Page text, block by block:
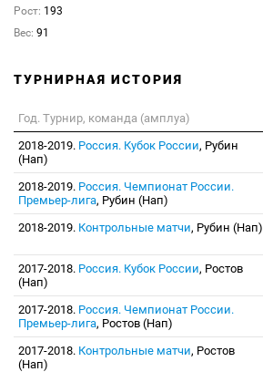
Рост: 193
Вес: 91
ТУРНИРНАЯ ИСТОРИЯ
Год. Турнир, команда (амплуа)
2018-2019. Россия. Кубок России, Рубин
(Нап)
2018-2019. Россия. Чемпионат России.
Премьер-лига, Рубин (Нап)
2018-2019. Контрольные матчи, Рубин (Нап)
2017-2018. Россия. Кубок России, Ростов
(Нап)
2017-2018. Россия. Чемпионат России.
Премьер-лига, Ростов (Нап)
2017-2018. Контрольные матчи, Ростов
(Нап)